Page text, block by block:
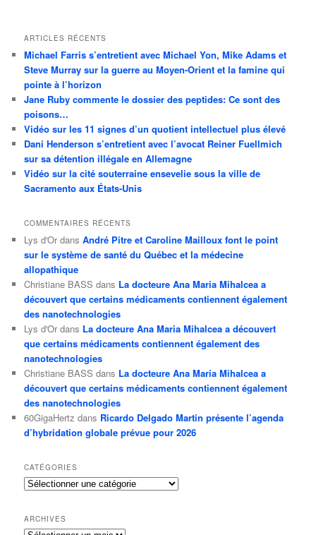
ARTICLES RÉCENTS
Michael Farris s’entretient avec Michael Yon, Mike Adams et
Steve Murray sur la guerre au Moyen-Orient et la famine qui
pointe à l’horizon
Jane Ruby commente le dossier des peptides: Ce sont des
poisons…
Vidéo sur les 11 signes d’un quotient intellectuel plus élevé
Dani Henderson s’entretient avec l’avocat Reiner Fuellmich
sur sa détention illégale en Allemagne
Vidéo sur la cité souterraine ensevelie sous la ville de
Sacramento aux États-Unis
COMMENTAIRES RÉCENTS
Lys d'Or dansAndré Pitre et Caroline Mailloux font le point
sur le système de santé du Québec et la médecine
allopathique
Christiane BASS dans La docteure Ana Maria Mihalcea a
découvert que certains médicaments contiennent également
des nanotechnologies
Lys d'Or dans La docteure Ana Maria Mihalcea a découvert
que certains médicaments contiennent également des
nanotechnologies
Christiane BASS dans La docteure Ana Maria Mihalcea a
découvert que certains médicaments contiennent également
des nanotechnologies
60GigaHertz dans Ricardo Delgado Martin présente l’agenda
d’hybridation globale prévue pour 2026
CATÉGORIES
Catégories
ARCHIVES